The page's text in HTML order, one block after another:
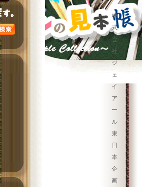
株
式
会
社
ジ
ェ
イ
ア
ー
ル
東
日
本
企
画